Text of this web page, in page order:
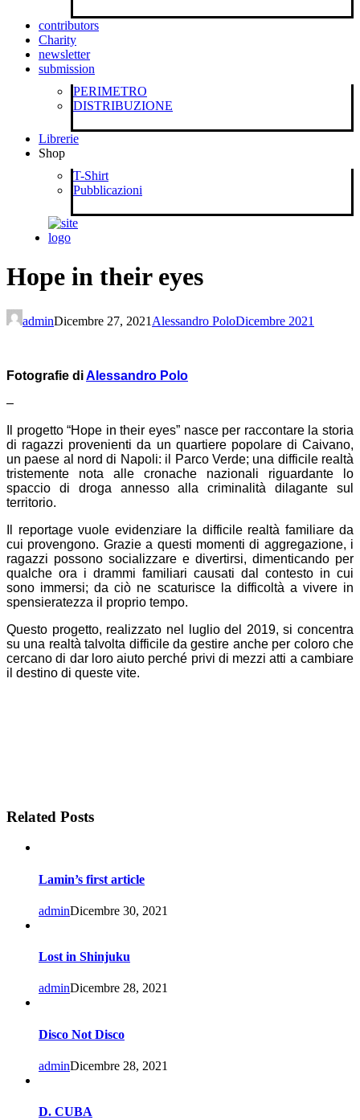
contributors
Charity
newsletter
submission
PERIMETRO
DISTRIBUZIONE
Librerie
Shop
T-Shirt
Pubblicazioni
Hope in their eyes
adminDicembre 27, 2021 Alessandro PoloDicembre 2021
Fotografie diAlessandro Polo
–
Il progetto “Hope in their eyes” nasce per raccontare la storia
di ragazzi provenienti da un quartiere popolare di Caivano,
un paese al nord di Napoli: il Parco Verde; una difficile realtà
tristemente nota alle cronache nazionali riguardante lo
spaccio di droga annesso alla criminalità dilagante sul
territorio.
Il reportage vuole evidenziare la difficile realtà familiare da
cui provengono. Grazie a questi momenti di aggregazione, i
ragazzi possono socializzare e divertirsi, dimenticando per
qualche ora i drammi familiari causati dal contesto in cui
sono immersi; da ciò ne scaturisce la difficoltà a vivere in
spensieratezza il proprio tempo.
Questo progetto, realizzato nel luglio del 2019, si concentra
su una realtà talvolta difficile da gestire anche per coloro che
cercano di dar loro aiuto perché privi di mezzi atti a cambiare
il destino di queste vite.
Related Posts
Lamin’s first article
adminDicembre 30, 2021
Lost in Shinjuku
adminDicembre 28, 2021
Disco Not Disco
adminDicembre 28, 2021
D. CUBA